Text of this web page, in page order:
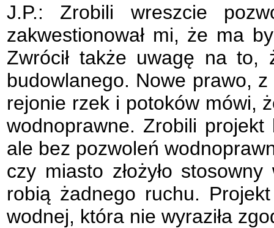
J.P.: Zrobili wreszcie
zakwestionował mi, że ma
Zwrócił także uwagę na to,
budowlanego. Nowe prawo,
rejonie rzek i potoków mówi,
wodnoprawne. Zrobili
ale bez pozwoleń
czy miasto złożyło
robią żadnego ruchu.
wodnej, która nie wyraziła